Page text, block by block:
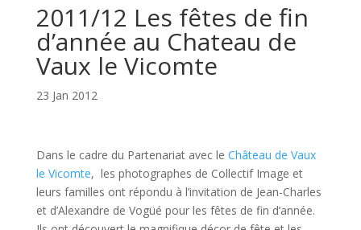
2011/12 Les fêtes de fin
d’année au Chateau de
Vaux le Vicomte
23 Jan 2012
Dans le cadre du Partenariat avec le Château de Vaux
le Vicomte, les photographes de Collectif Image et
leurs familles ont répondu à l’invitation de Jean-Charles
et d’Alexandre de Vogüé pour les fêtes de fin d’année.